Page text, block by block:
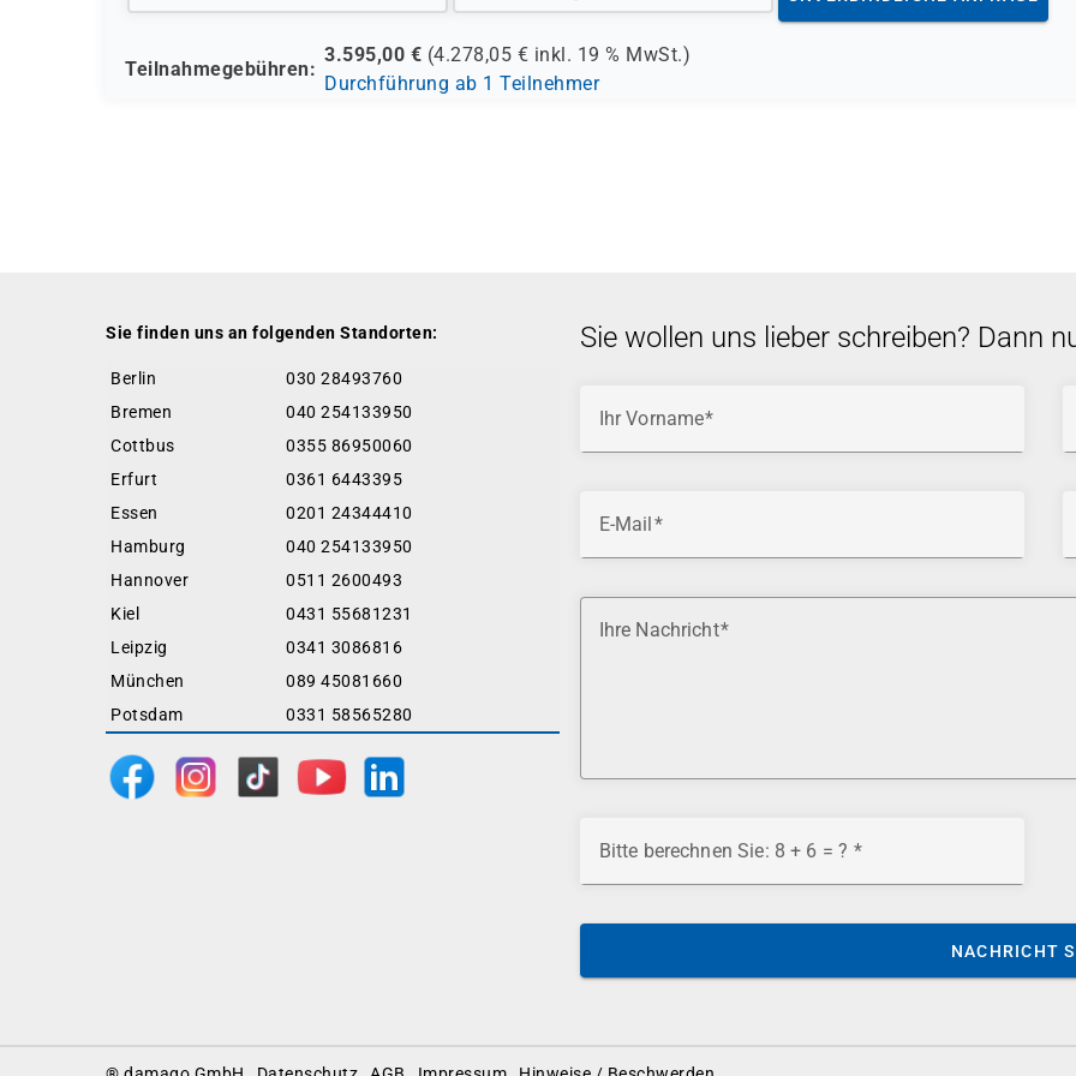
Teilnahmegebühren:
3.595,00 € (4.278,05 € inkl. 19 % MwSt.)
Durchführung ab 1 Teilnehmer
Sie finden uns an folgenden Standorten:
Berlin
030 28493760
Bremen
040 254133950
Cottbus
0355 86950060
Erfurt
0361 6443395
Essen
0201 24344410
Hamburg
040 254133950
Hannover
0511 2600493
Kiel
0431 55681231
Leipzig
0341 3086816
München
089 45081660
Potsdam
0331 58565280
Sie wollen uns lieber schreiben? Dann
Ihr Vorname
E-Mail
Ihre Nachricht
Bitte berechnen Sie: 8 + 6 = ?
NACHRICHT
Footer